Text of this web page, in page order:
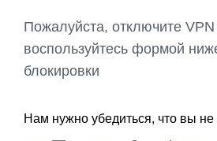
Пожалуйста, отключите
воспользуйтесь формой
блокировки
Нам нужно убедиться, что вы не